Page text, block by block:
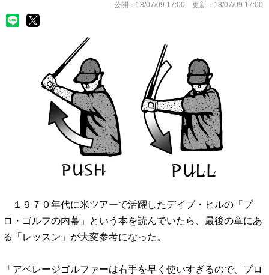
公開： 18/07/09 17:00 更新： 18/07/09 17:00
１９７０年代に米ツアーで活躍したデイブ・ヒルの「プ
ロ・ゴルフの内幕」という本を読んでいたら、最後の章にあ
る「レッスン」が大変参考になった。
「アベレージゴルファーは右手を早く使いすぎるので、プロ